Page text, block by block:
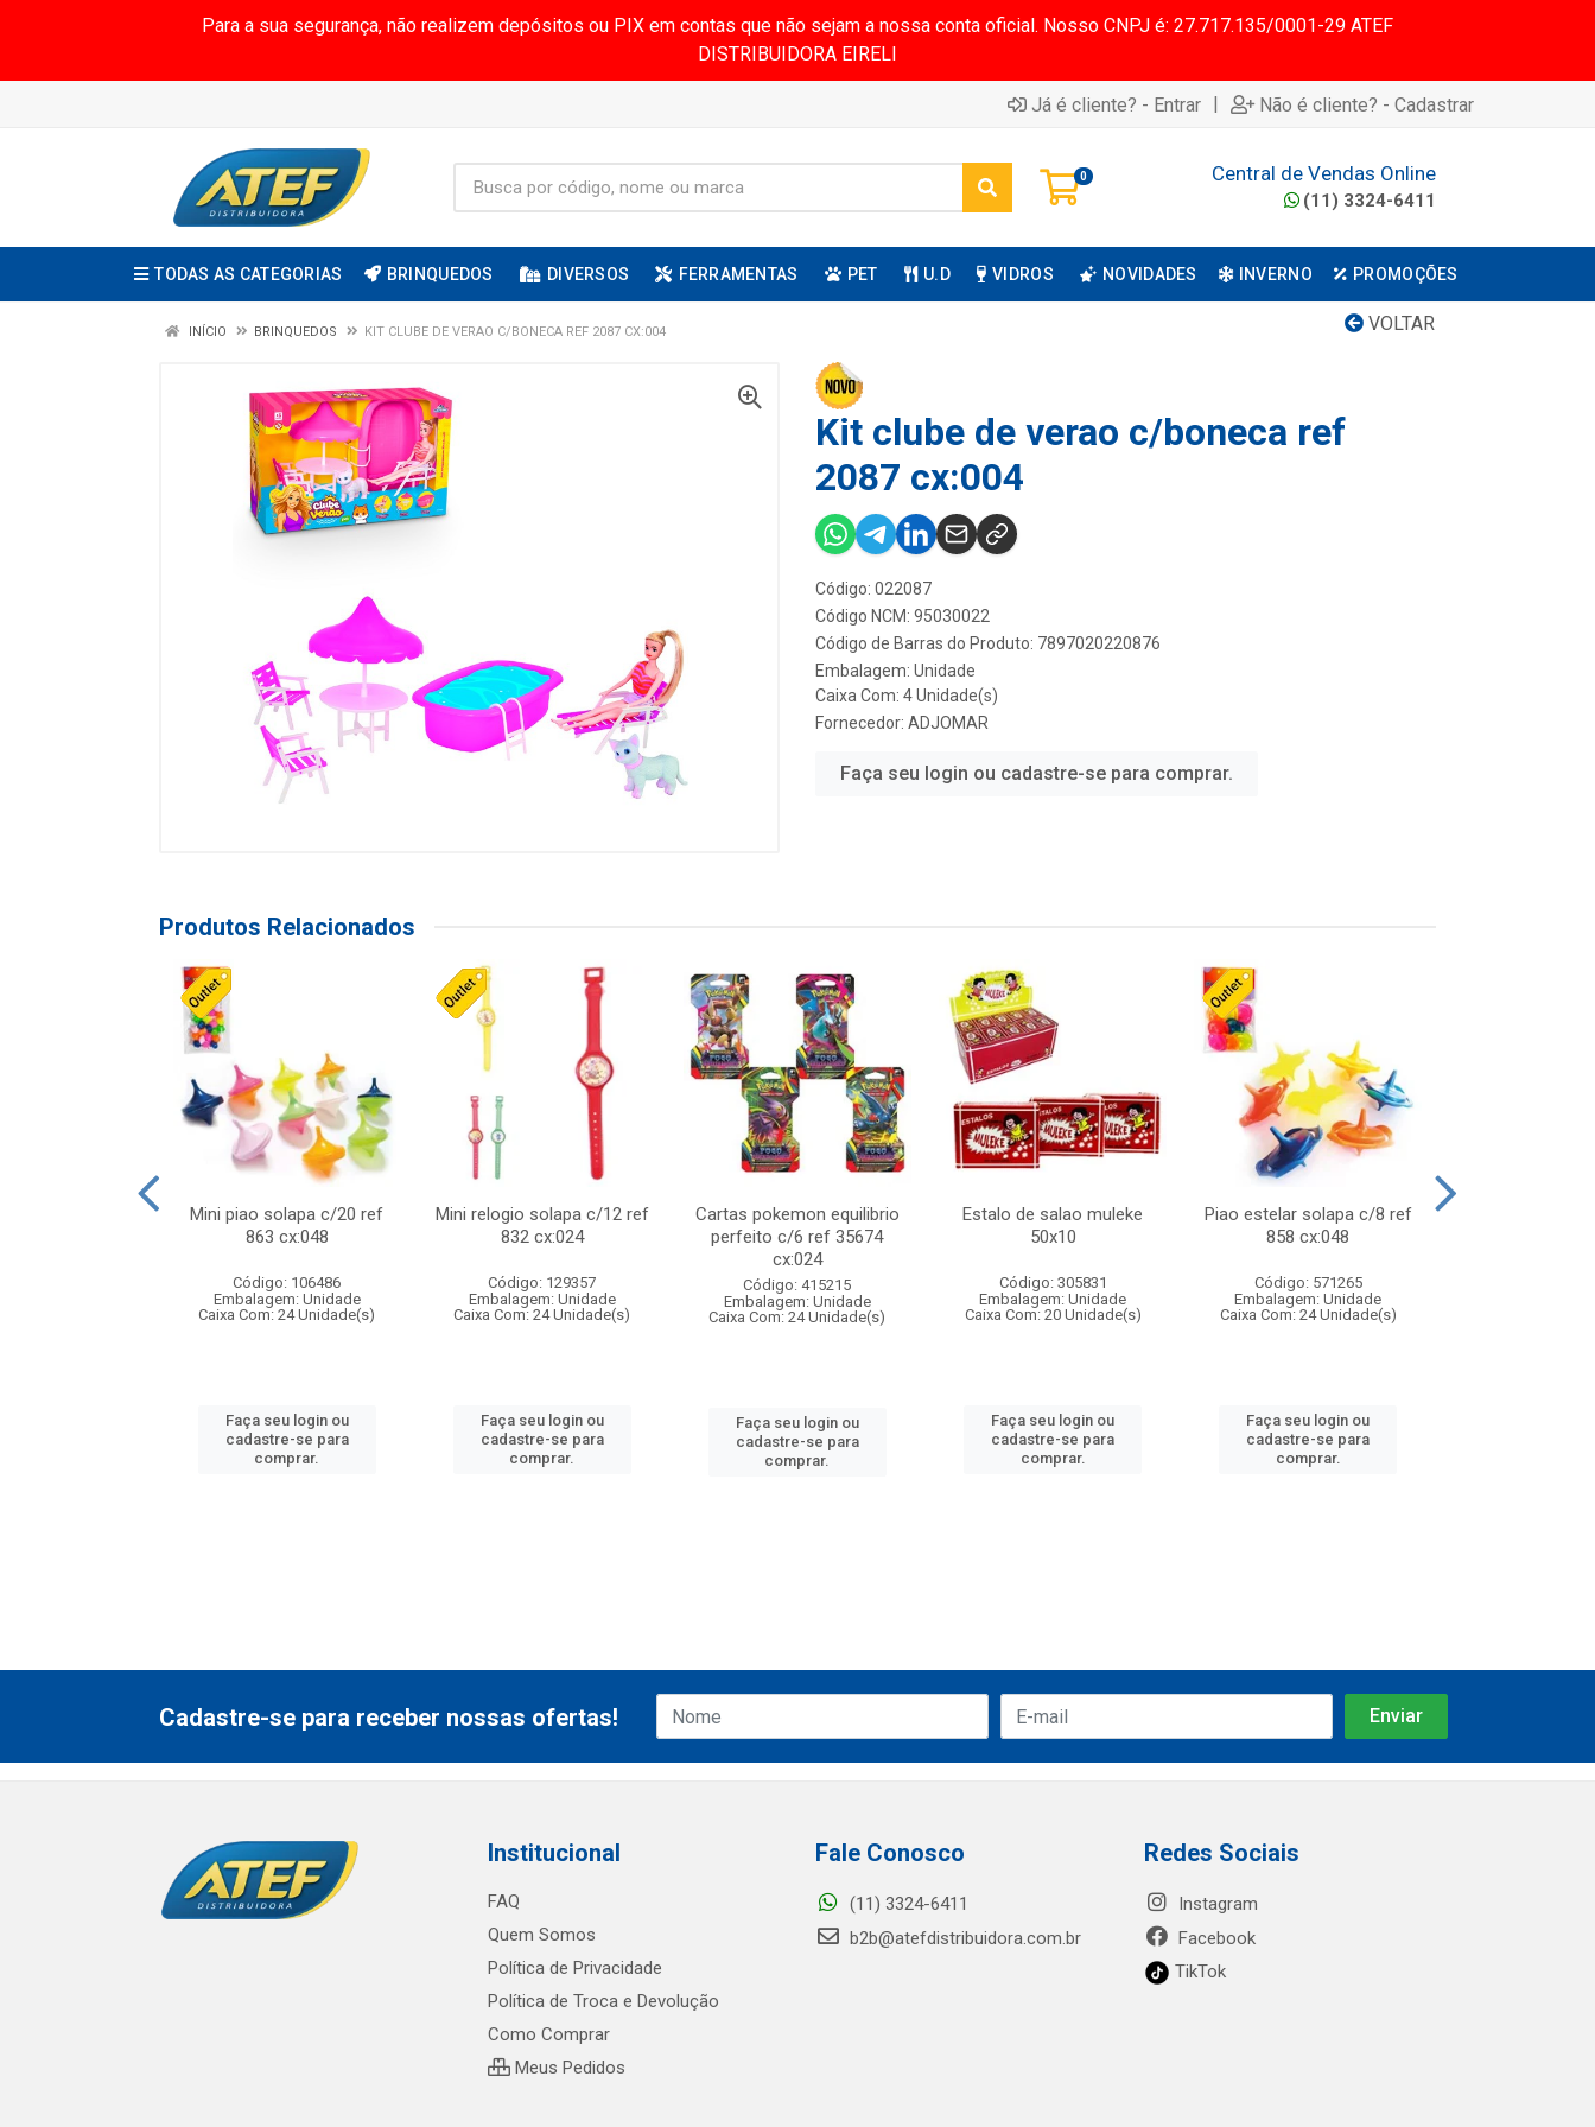
Para a sua segurança, não realizem depósitos ou PIX em contas que não sejam a nossa conta oficial. Nosso CNPJ é: 27.717.135/0001-29 ATEF
DISTRIBUIDORA EIRELI
Já é cliente? - Entrar | Não é cliente? - Cadastrar
0 Central de Vendas Online
(11) 3324-6411
TODAS AS CATEGORIAS BRINQUEDOS DIVERSOS FERRAMENTAS PET U.D VIDROS NOVIDADES INVERNO PROMOÇÕES
VOLTAR
INÍCIO BRINQUEDOS KIT CLUBE DE VERAO C/BONECA REF 2087 CX:004
Kit clube de verao c/boneca ref
2087 cx:004
Código: 022087
Código NCM: 95030022
Código de Barras do Produto: 7897020220876
Embalagem: Unidade
Caixa Com: 4 Unidade(s)
Fornecedor: ADJOMAR
Faça seu login ou cadastre-se para comprar.
Produtos Relacionados
Mini piao solapa c/20 ref
863 cx:048
Código: 106486
Embalagem: Unidade
Caixa Com: 24 Unidade(s)
Faça seu login ou
cadastre-se para
comprar.
Mini relogio solapa c/12 ref
832 cx:024
Código: 129357
Embalagem: Unidade
Caixa Com: 24 Unidade(s)
Faça seu login ou
cadastre-se para
comprar.
Cartas pokemon equilibrio
perfeito c/6 ref 35674
cx:024
Código: 415215
Embalagem: Unidade
Caixa Com: 24 Unidade(s)
Faça seu login ou
cadastre-se para
comprar.
Estalo de salao muleke
50x10
Código: 305831
Embalagem: Unidade
Caixa Com: 20 Unidade(s)
Faça seu login ou
cadastre-se para
comprar.
Piao estelar solapa c/8 ref
858 cx:048
Código: 571265
Embalagem: Unidade
Caixa Com: 24 Unidade(s)
Faça seu login ou
cadastre-se para
comprar.
Cadastre-se para receber nossas ofertas!
Institucional
FAQ
Quem Somos
Política de Privacidade
Política de Troca e Devolução
Como Comprar
Meus Pedidos
Fale Conosco
(11) 3324-6411
b2b@atefdistribuidora.com.br
Redes Sociais
Instagram
Facebook
TikTok